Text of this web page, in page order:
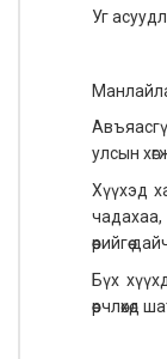
Уг
улсын
Хүүхэд
чадахаа,
өөрийгөө
Бүх